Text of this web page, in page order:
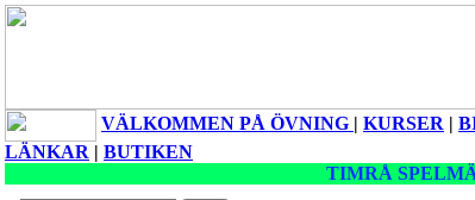
VÄLKOMMEN PÅ ÖVNING | KURSER |
LÄNKAR | BUTIKEN
TIMRÅ